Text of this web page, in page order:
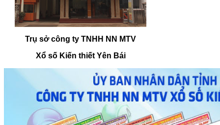
Trụ sở công ty TNHH NN MTV
Xổ số Kiến thiết Yên Bái